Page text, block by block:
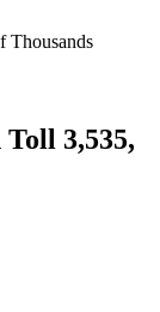
Thousands
3,535,